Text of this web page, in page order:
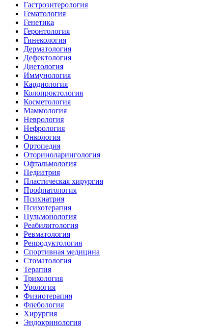
Гастроэнтерология
Гематология
Генетика
Геронтология
Гинекология
Дерматология
Дефектология
Диетология
Иммунология
Кардиология
Колопроктология
Косметология
Маммология
Неврология
Нефрология
Онкология
Ортопедия
Оториноларингология
Офтальмология
Педиатрия
Пластическая хирургия
Профпатология
Психиатрия
Психотерапия
Пульмонология
Реабилитология
Ревматология
Репродуктология
Спортивная медицина
Стоматология
Терапия
Трихология
Урология
Физиотерапия
Флебология
Хирургия
Эндокринология